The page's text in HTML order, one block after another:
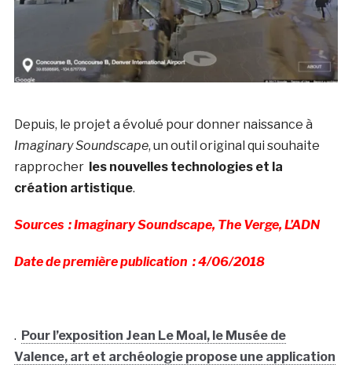
Depuis, le projet a évolué pour donner naissance à
Imaginary Soundscape, un outil original qui souhaite
rapprocher les nouvelles technologies et la
création artistique.
Sources : Imaginary Soundscape, The Verge, L’ADN
Date de première publication : 4/06/2018
. Pour l’exposition Jean Le Moal, le Musée de
Valence, art et archéologie propose une application